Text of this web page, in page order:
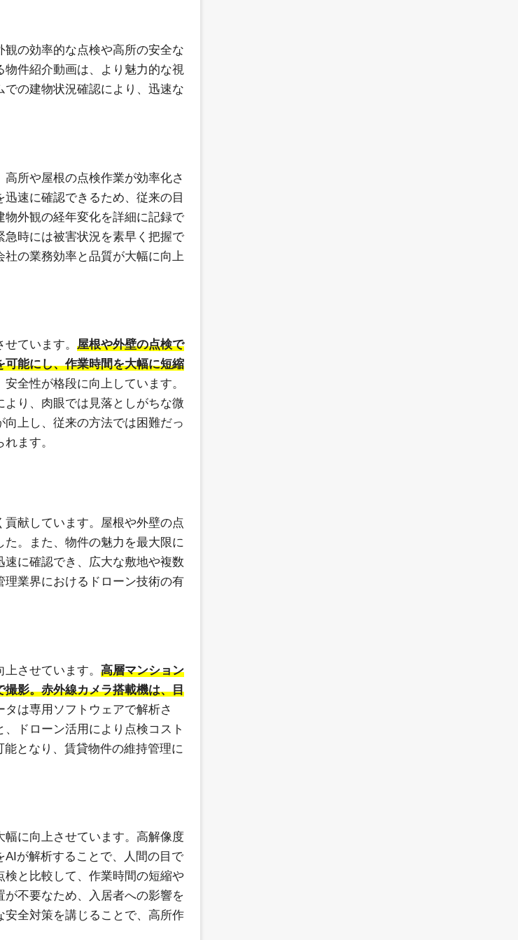
観の効率的な点検や高所の安全な
件紹介動画は、より魅力的な視
の建物状況確認により、迅速な
所や屋根の点検作業が効率化さ
速に確認できるため、従来の目
外観の経年変化を詳細に記録で
時には被害状況を素早く把握で
の業務効率と品質が大幅に向上
ています。 屋根や外壁の点検で
能にし、作業時間を大幅に短縮
全性が格段に向上しています。
り、肉眼では見落としがちな微
上し、従来の方法では困難だっ
ます。
献しています。屋根や外壁の点
。また、物件の魅力を最大限に
に確認でき、広大な敷地や複数
業界におけるドローン技術の有
させています。 高層マンション
影。赤外線カメラ搭載機は、目
タは専用ソフトウェアで解析さ
ドローン活用により点検コスト
となり、賃貸物件の維持管理に
幅に向上させています。高解像度
が解析することで、人間の目で
と比較して、作業時間の短縮や
不要なため、入居者への影響を
全対策を講じることで、高所作